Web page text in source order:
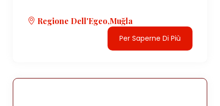
Regione Dell'Egeo,Muğla
Per Saperne Di Più